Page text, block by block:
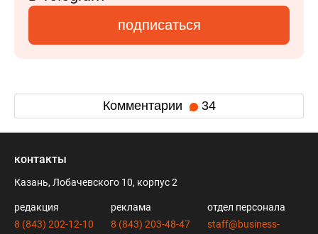
подписаться
Комментарии 34
контакты
Казань, Лобачевского 10, корпус 2
редакция
8 (843) 202-12-10
реклама
8 (843) 203-48-47
отдел персонала
staff@business-